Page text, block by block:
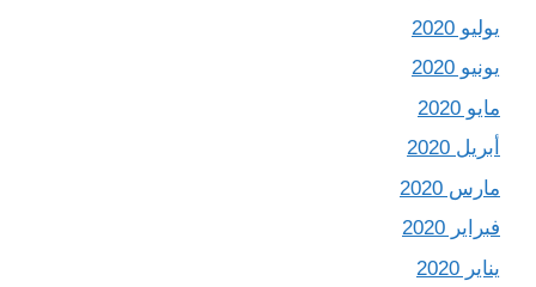
يوليو 2020
يونيو 2020
مايو 2020
أبريل 2020
مارس 2020
فبراير 2020
يناير 2020